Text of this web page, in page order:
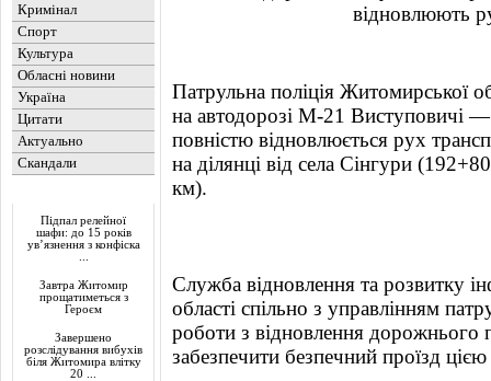
Кримінал
Спорт
Культура
Обласні новини
Україна
Цитати
Актуально
Скандали
Підпал релейної
шафи: до 15 років
ув’язнення з конфіска
Завтра Житомир
прощатиметься з
Героєм
Завершено
розслідування вибухів
біля Житомира влітку
20 ...
Патрульна поліція Житомирської
на автодорозі М-21
повністю відновлюється рух
на ділянці від села Сінгури
км).
Служба відновлення та розвитку
області спільно з управлінням
роботи з відновлення
забезпечити безпечний проїзд